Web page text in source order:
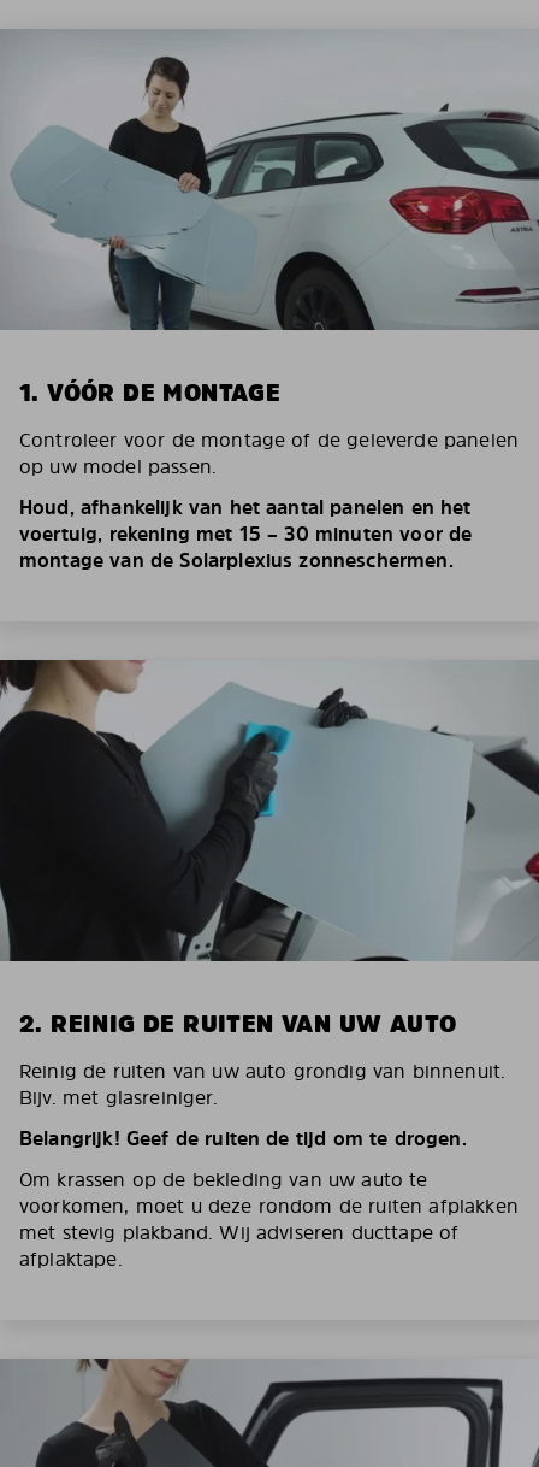
1. VÓÓR DE MONTAGE
Controleer voor de montage of de geleverde panelen
op uw model passen.
Houd, afhankelijk van het aantal panelen en het
voertuig, rekening met 15 – 30 minuten voor de
montage van de Solarplexius zonneschermen.
2. REINIG DE RUITEN VAN UW AUTO
Reinig de ruiten van uw auto grondig van binnenuit.
Bijv. met glasreiniger.
Belangrijk! Geef de ruiten de tijd om te drogen.
Om krassen op de bekleding van uw auto te
voorkomen, moet u deze rondom de ruiten afplakken
met stevig plakband. Wij adviseren ducttape of
afplaktape.